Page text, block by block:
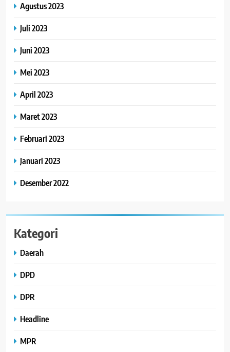
Agustus 2023
Juli 2023
Juni 2023
Mei 2023
April 2023
Maret 2023
Februari 2023
Januari 2023
Desember 2022
Kategori
Daerah
DPD
DPR
Headline
MPR